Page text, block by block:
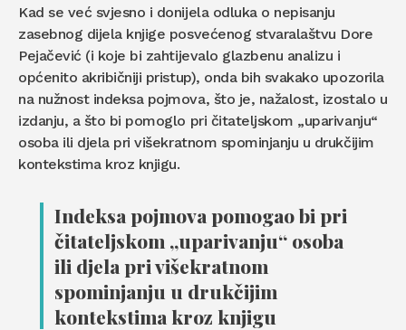
Kad se već svjesno i donijela odluka o nepisanju
zasebnog dijela knjige posvećenog stvaralaštvu Dore
Pejačević (i koje bi zahtijevalo glazbenu analizu i
općenito akribičniji pristup), onda bih svakako upozorila
na nužnost indeksa pojmova, što je, nažalost, izostalo u
izdanju, a što bi pomoglo pri čitateljskom „uparivanju“
osoba ili djela pri višekratnom spominjanju u drukčijim
kontekstima kroz knjigu.
Indeksa pojmova pomogao bi pri
čitateljskom „uparivanju“ osoba
ili djela pri višekratnom
spominjanju u drukčijim
kontekstima kroz knjigu